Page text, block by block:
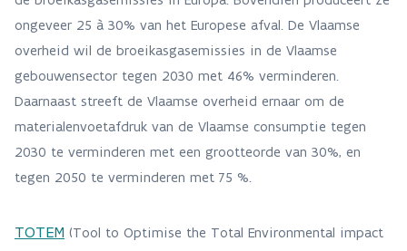
ongeveer 25 à 30% van het Europese afval. De Vlaamse
overheid wil de broeikasgasemissies in de Vlaamse
gebouwensector tegen 2030 met 46% verminderen.
Daarnaast streeft de Vlaamse overheid ernaar om de
materialenvoetafdruk van de Vlaamse consumptie tegen
2030 te verminderen met een grootteorde van 30%, en
tegen 2050 te verminderen met 75 %.
TOTEM (Tool to Optimise the Total Environmental impact